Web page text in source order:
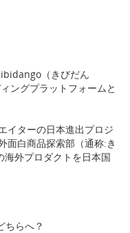
（きびだん
ングプラットフォームと
イターの日本進出プロジ
面白商品探索部（通称:き
外プロダクトを日本国
ちらへ？